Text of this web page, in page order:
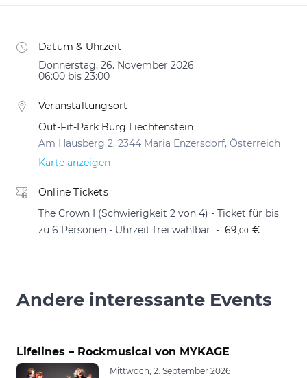
Datum & Uhrzeit
Donnerstag, 26. November 2026
06:00 bis 23:00
Veranstaltungsort
Out-Fit-Park Burg Liechtenstein
Am Hausberg 2, 2344 Maria Enzersdorf, Österreich
Karte anzeigen
Online Tickets
The Crown I (Schwierigkeit 2 von 4) - Ticket für bis
zu 6 Personen - Uhrzeit frei wählbar
69,00 €
Andere interessante Events
Lifelines – Rockmusical von MYKAGE
Mittwoch, 2. September 2026